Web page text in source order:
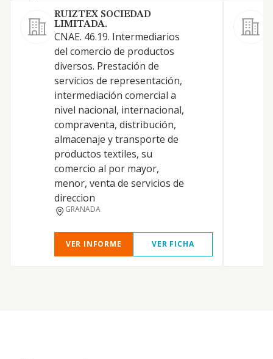
RUIZTEX SOCIEDAD
LIMITADA.
CNAE. 46.19. Intermediarios
del comercio de productos
diversos. Prestación de
servicios de representación,
intermediación comercial a
nivel nacional, internacional,
compraventa, distribución,
almacenaje y transporte de
productos textiles, su
comercio al por mayor,
menor, venta de servicios de
direccion
GRANADA
VER INFORME VER FICHA